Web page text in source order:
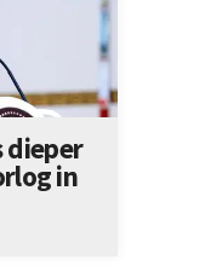
dieper
in